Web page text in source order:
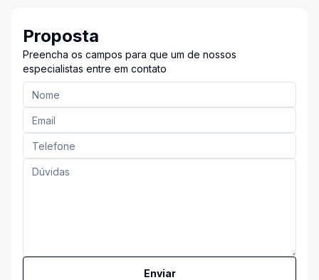
Proposta
Preencha os campos para que um de nossos
especialistas entre em contato
Enviar